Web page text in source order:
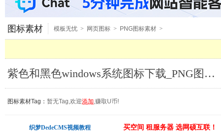
图标素材 模板无忧 > 网页图标 > PNG图标素材 >
紫色和黑色windows系统图标下载_PNG图标素材
图标素材Tag： 暂无Tag,欢迎添加,赚取U币!
织梦DedeCMS视频教程 买空间 租服务器 选网硕互联！